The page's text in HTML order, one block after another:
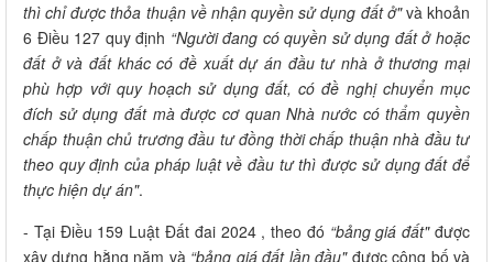
thì chỉ được thỏa thuận về nhận quyền sử dụng đất ở"và khoản
6 Điều 127 quy định “Người đang có quyền sử dụng đất ở hoặc
đất ở và đất khác có đề xuất dự án đầu tư nhà ở thương mại
phù hợp với quy hoạch sử dụng đất, có đề nghị chuyển mục
đích sử dụng đất mà được cơ quan Nhà nước có thẩm quyền
chấp thuận chủ trương đầu tư đồng thời chấp thuận nhà đầu tư
theo quy định của pháp luật về đầu tư thì được sử dụng đất để
thực hiện dự án".
- Tại Điều 159 Luật Đất đai 2024 , theo đó “bảng giá đất"được
xây dựng hằng năm và “bảng giá đất lần đầu" được công bố và